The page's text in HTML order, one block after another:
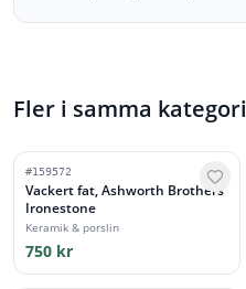
Fler i samma kategori
#159572
Vackert fat, Ashworth Brothers
Ironestone
Keramik & porslin
750 kr